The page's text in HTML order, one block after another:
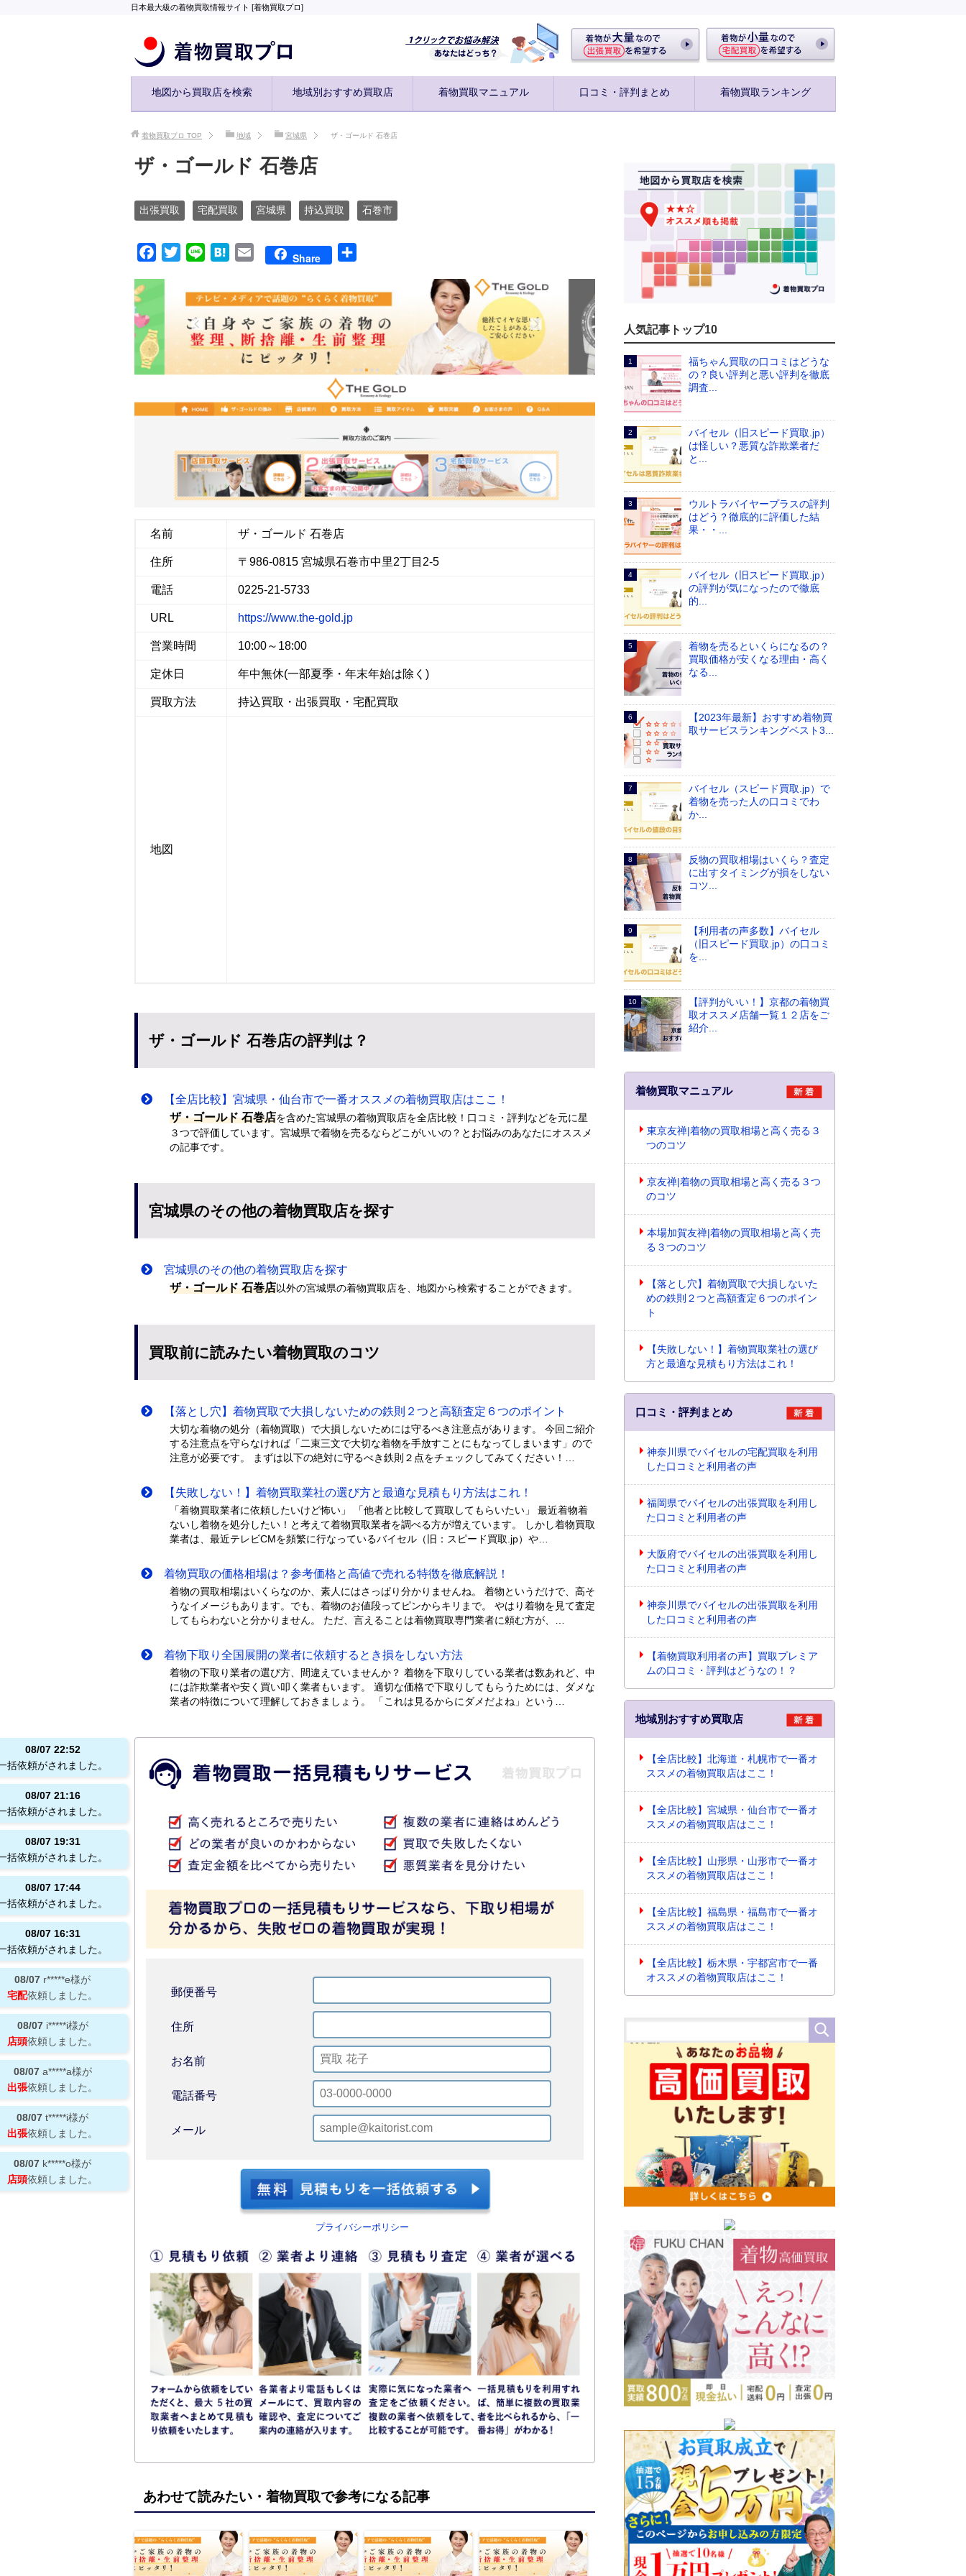
日本最大級の着物買取情報サイト [着物買取プロ]
地図から買取店を検索 地域別おすすめ買取店 着物買取マニュアル 口コミ・評判まとめ 着物買取ランキング
着物買取プロ TOP 地域 宮城県 ザ・ゴールド 石巻店
ザ・ゴールド 石巻店
出張買取 宅配買取 宮城県 持込買取 石巻市
o
n
e
t
e
n
a
a
i
l
Share
名前 ザ・ゴールド 石巻店
住所 〒986-0815 宮城県石巻市中里2丁目2-5
電話 0225-21-5733
URL https://www.the-gold.jp
営業時間 10:00～18:00
定休日 年中無休(一部夏季・年末年始は除く)
買取方法 持込買取・出張買取・宅配買取
地図
ザ・ゴールド 石巻店の評判は？
【全店比較】宮城県・仙台市で一番オススメの着物買取店はここ！
ザ・ゴールド 石巻店を含めた宮城県の着物買取店を全店比較！口コミ・評判などを元に星
３つで評価しています。宮城県で着物を売るならどこがいいの？とお悩みのあなたにオススメ
の記事です。
宮城県のその他の着物買取店を探す
宮城県のその他の着物買取店を探す
ザ・ゴールド 石巻店以外の宮城県の着物買取店を、地図から検索することができます。
買取前に読みたい着物買取のコツ
【落とし穴】着物買取で大損しないための鉄則２つと高額査定６つのポイント
大切な着物の処分（着物買取）で大損しないためには守るべき注意点があります。 今回ご紹介
する注意点を守らなければ「二束三文で大切な着物を手放すことにもなってしまいます」ので
注意が必要です。 まずは以下の絶対に守るべき鉄則２点をチェックしてみてください！…
【失敗しない！】着物買取業社の選び方と最適な見積もり方法はこれ！
「着物買取業者に依頼したいけど怖い」 「他者と比較して買取してもらいたい」 最近着物着
ないし着物を処分したい！と考えて着物買取業者を調べる方が増えています。 しかし着物買取
業者は、最近テレビCMを頻繁に行なっているバイセル（旧：スピード買取.jp）や…
着物買取の価格相場は？参考価格と高値で売れる特徴を徹底解説！
着物の買取相場はいくらなのか、素人にはさっぱり分かりませんね。 着物というだけで、高そ
うなイメージもあります。でも、着物のお値段ってピンからキリまで。 やはり着物を見て査定
してもらわないと分かりません。 ただ、言えることは着物買取専門業者に頼む方が、…
着物下取り全国展開の業者に依頼するとき損をしない方法
着物の下取り業者の選び方、間違えていませんか？ 着物を下取りしている業者は数あれど、中
には詐欺業者や安く買い叩く業者もいます。 適切な価格で下取りしてもらうためには、ダメな
業者の特徴について理解しておきましょう。 「これは見るからにダメだよね」という…
08/0722:52
括依頼がされました。
08/0721:16
括依頼がされました。
08/0719:31
括依頼がされました。
08/0717:44
括依頼がされました。
08/0716:31
括依頼がされました。
08/07 r*****e様が
宅配依頼しました。
08/07 i*****i様が
店頭依頼しました。
08/07 a*****a様が
出張依頼しました。
08/07 t*****i様が
出張依頼しました。
08/07 k*****o様が
店頭依頼しました。
郵便番号
住所
お名前
電話番号
メール
プライバシーポリシー
あわせて読みたい・着物買取で参考になる記事
人気記事トップ10
福ちゃん買取の口コミはどうな
の？良い評判と悪い評判を徹底
調査...
バイセル（旧スピード買取.jp）
は怪しい？悪質な詐欺業者だ
と...
ウルトラバイヤープラスの評判
はどう？徹底的に評価した結
果・・...
バイセル（旧スピード買取.jp）
の評判が気になったので徹底
的...
着物を売るといくらになるの？
買取価格が安くなる理由・高く
なる...
【2023年最新】おすすめ着物買
取サービスランキングベスト3...
バイセル（スピード買取.jp）で
着物を売った人の口コミでわ
か...
反物の買取相場はいくら？査定
に出すタイミングが損をしない
コツ...
【利用者の声多数】バイセル
（旧スピード買取.jp）の口コミ
を...
【評判がいい！】京都の着物買
取オススメ店舗一覧１２店をご
紹介...
着物買取マニュアル
東京友禅|着物の買取相場と高く売る３
つのコツ
京友禅|着物の買取相場と高く売る３つ
のコツ
本場加賀友禅|着物の買取相場と高く売
る３つのコツ
【落とし穴】着物買取で大損しないた
めの鉄則２つと高額査定６つのポイン
ト
【失敗しない！】着物買取業社の選び
方と最適な見積もり方法はこれ！
口コミ・評判まとめ
神奈川県でバイセルの宅配買取を利用
した口コミと利用者の声
福岡県でバイセルの出張買取を利用し
た口コミと利用者の声
大阪府でバイセルの出張買取を利用し
た口コミと利用者の声
神奈川県でバイセルの出張買取を利用
した口コミと利用者の声
【着物買取利用者の声】買取プレミア
ムの口コミ・評判はどうなの！？
地域別おすすめ買取店
【全店比較】北海道・札幌市で一番オ
ススメの着物買取店はここ！
【全店比較】宮城県・仙台市で一番オ
ススメの着物買取店はここ！
【全店比較】山形県・山形市で一番オ
ススメの着物買取店はここ！
【全店比較】福島県・福島市で一番オ
ススメの着物買取店はここ！
【全店比較】栃木県・宇都宮市で一番
オススメの着物買取店はここ！